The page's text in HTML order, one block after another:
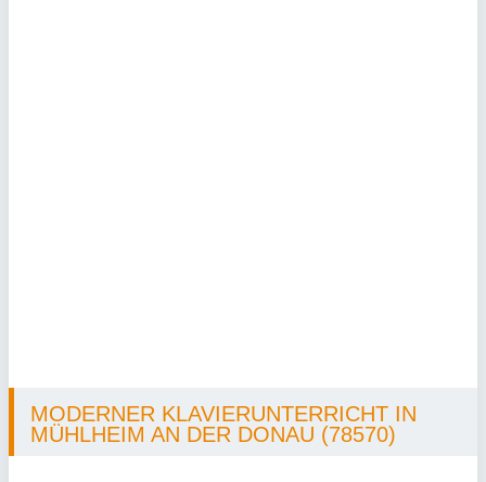
MODERNER KLAVIERUNTERRICHT IN
MÜHLHEIM AN DER DONAU (78570)